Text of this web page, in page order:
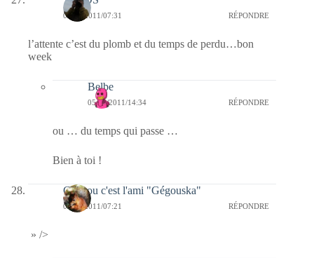
05/02/2011/07:31 RÉPONDRE
l’attente c’est du plomb et du temps de perdu…bon
week
Belbe
05/02/2011/14:34 RÉPONDRE
ou … du temps qui passe …
Bien à toi !
Coucou c'est l'ami "Gégouska"
05/02/2011/07:21 RÉPONDRE
» />